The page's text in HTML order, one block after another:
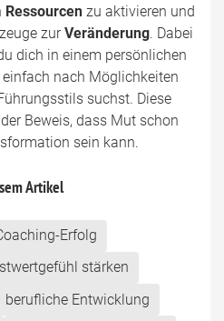
Ressourcen zu aktivieren und
zurVeränderung. Dabei
dich in einem persönlichen
nach Möglichkeiten
suchst. Diese
Beweis, dass Mut schon
sein kann.
Artikel
Erfolg
stärken
berufliche Entwicklung